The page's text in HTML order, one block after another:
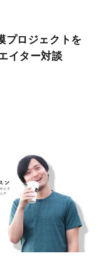
プロジェクトを
イター対談